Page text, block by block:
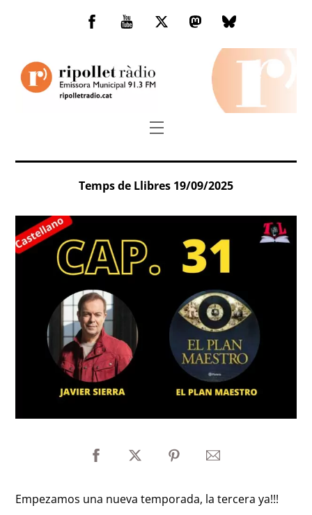
Facebook
You
TwitterMastodonBluesky
Menu
Temps de Llibres 19/09/2025
Empezamos una nueva temporada, la tercera ya!!!